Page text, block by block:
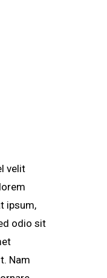
velit
ipsum,
odio sit
Nam